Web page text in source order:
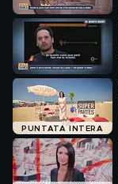
PUNTATA INTERA